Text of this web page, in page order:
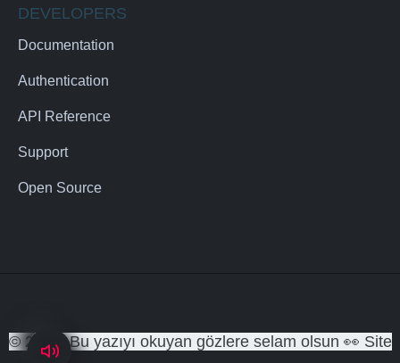
DEVELOPERS
Documentation
Authentication
API Reference
Support
Open Source
© 2025. Bu yazıyı okuyan gözlere selam olsun 👀 Site